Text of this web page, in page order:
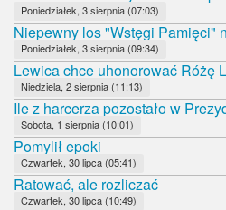
Poniedziałek, 3 sierpnia (07:03)
Niepewny los "Wstęgi Pamięci"
Poniedziałek, 3 sierpnia (09:34)
Lewica chce uhonorować Różę
Niedziela, 2 sierpnia (11:13)
Ile z harcerza pozostało w
Sobota, 1 sierpnia (10:01)
Pomylił epoki
Czwartek, 30 lipca (05:41)
Ratować, ale rozliczać
Czwartek, 30 lipca (10:49)